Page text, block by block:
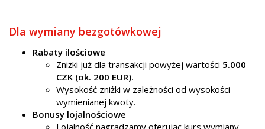
Dla wymiany bezgotówkowej
Rabaty ilościowe
Zniżki już dla transakcji powyżej wartości 5.000
CZK (ok. 200 EUR).
Wysokość zniżki w zależności od wysokości
wymienianej kwoty.
Bonusy lojalnościowe